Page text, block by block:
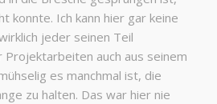
konnte. Ich kann hier gar keine
jeder seinen Teil
auch aus seinem
es manchmal ist, die
zu halten. Das war hier nie